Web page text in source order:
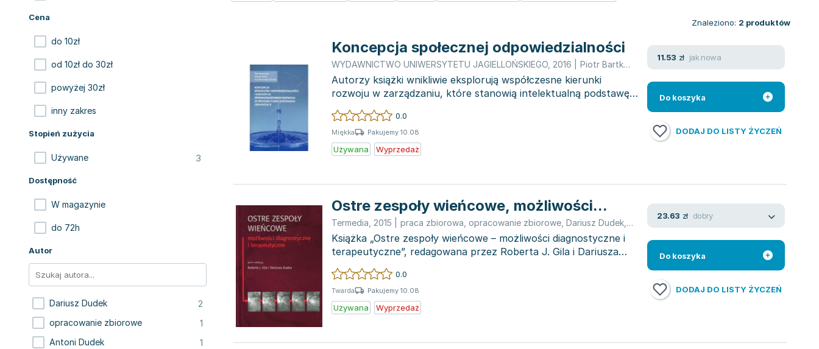
Cena
do 10zł
od 10zł do 30zł
powyżej 30zł
inny zakres
Stopień zużycia
Używane 3
Dostępność
W magazynie
do 72h
Autor
Dariusz Dudek 2
opracowanie zbiorowe 1
Antoni Dudek 1
Znaleziono: 2 produktów
Koncepcja społecznej odpowiedzialności
WYDAWNICTWO UNIWERSYTETU JAGIELLOŃSKIEGO 2016 Piotr Bartkowiak , Dariusz Dudek Ewa Wszendybył-S
Autorzy książki wnikliwie eksplorują współczesne kierunki
rozwoju w zarządzaniu, które stanowią intelektualną podstawę
dla tworzen...
0.0
Miękka Pakujemy 10.08
Używana Wyprzedaż
11.53 zł jak nowa
Do koszyka
DODAJ DO LISTY ŻYCZEŃ
Ostre zespoły wieńcowe, możliwości...
Termedia 2015 praca zbiorowa opracowanie zbiorowe Dariusz Dudek Robert J. Gil
Książka „Ostre zespoły wieńcowe – możliwości diagnostyczne i
terapeutyczne”, redagowana przez Roberta J. Gila i Dariusza
Dudka, to...
0.0
Twarda Pakujemy 10.08
Używana Wyprzedaż
23.63 zł dobry
Do koszyka
DODAJ DO LISTY ŻYCZEŃ